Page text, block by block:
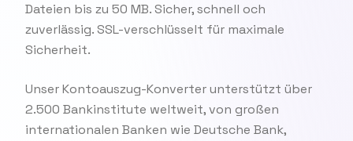
Dateien bis zu 50 MB. Sicher, schnell och
zuverlässig. SSL-verschlüsselt für maximale
Sicherheit.
Unser Kontoauszug-Konverter unterstützt über
2.500 Bankinstitute weltweit, von großen
internationalen Banken wie Deutsche Bank,